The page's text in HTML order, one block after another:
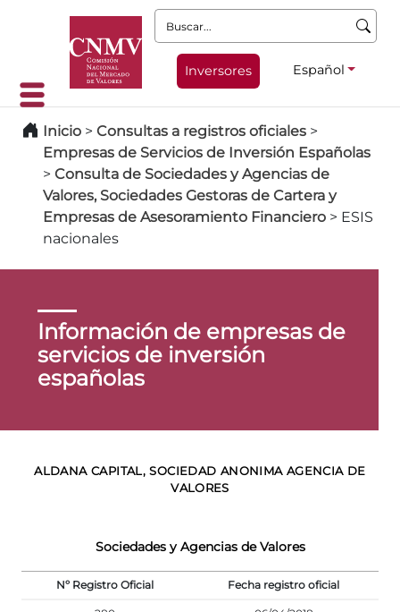
Buscar:
Inversores Español
Inicio > Consultas a registros oficiales >
Empresas de Servicios de Inversión Españolas
> Consulta de Sociedades y Agencias de
Valores, Sociedades Gestoras de Cartera y
Empresas de Asesoramiento Financiero > ESIS
nacionales
Información de empresas de
servicios de inversión
españolas
ALDANA CAPITAL, SOCIEDAD ANONIMA AGENCIA DE
VALORES
Sociedades y Agencias de Valores
Nº Registro Oficial Fecha registro oficial